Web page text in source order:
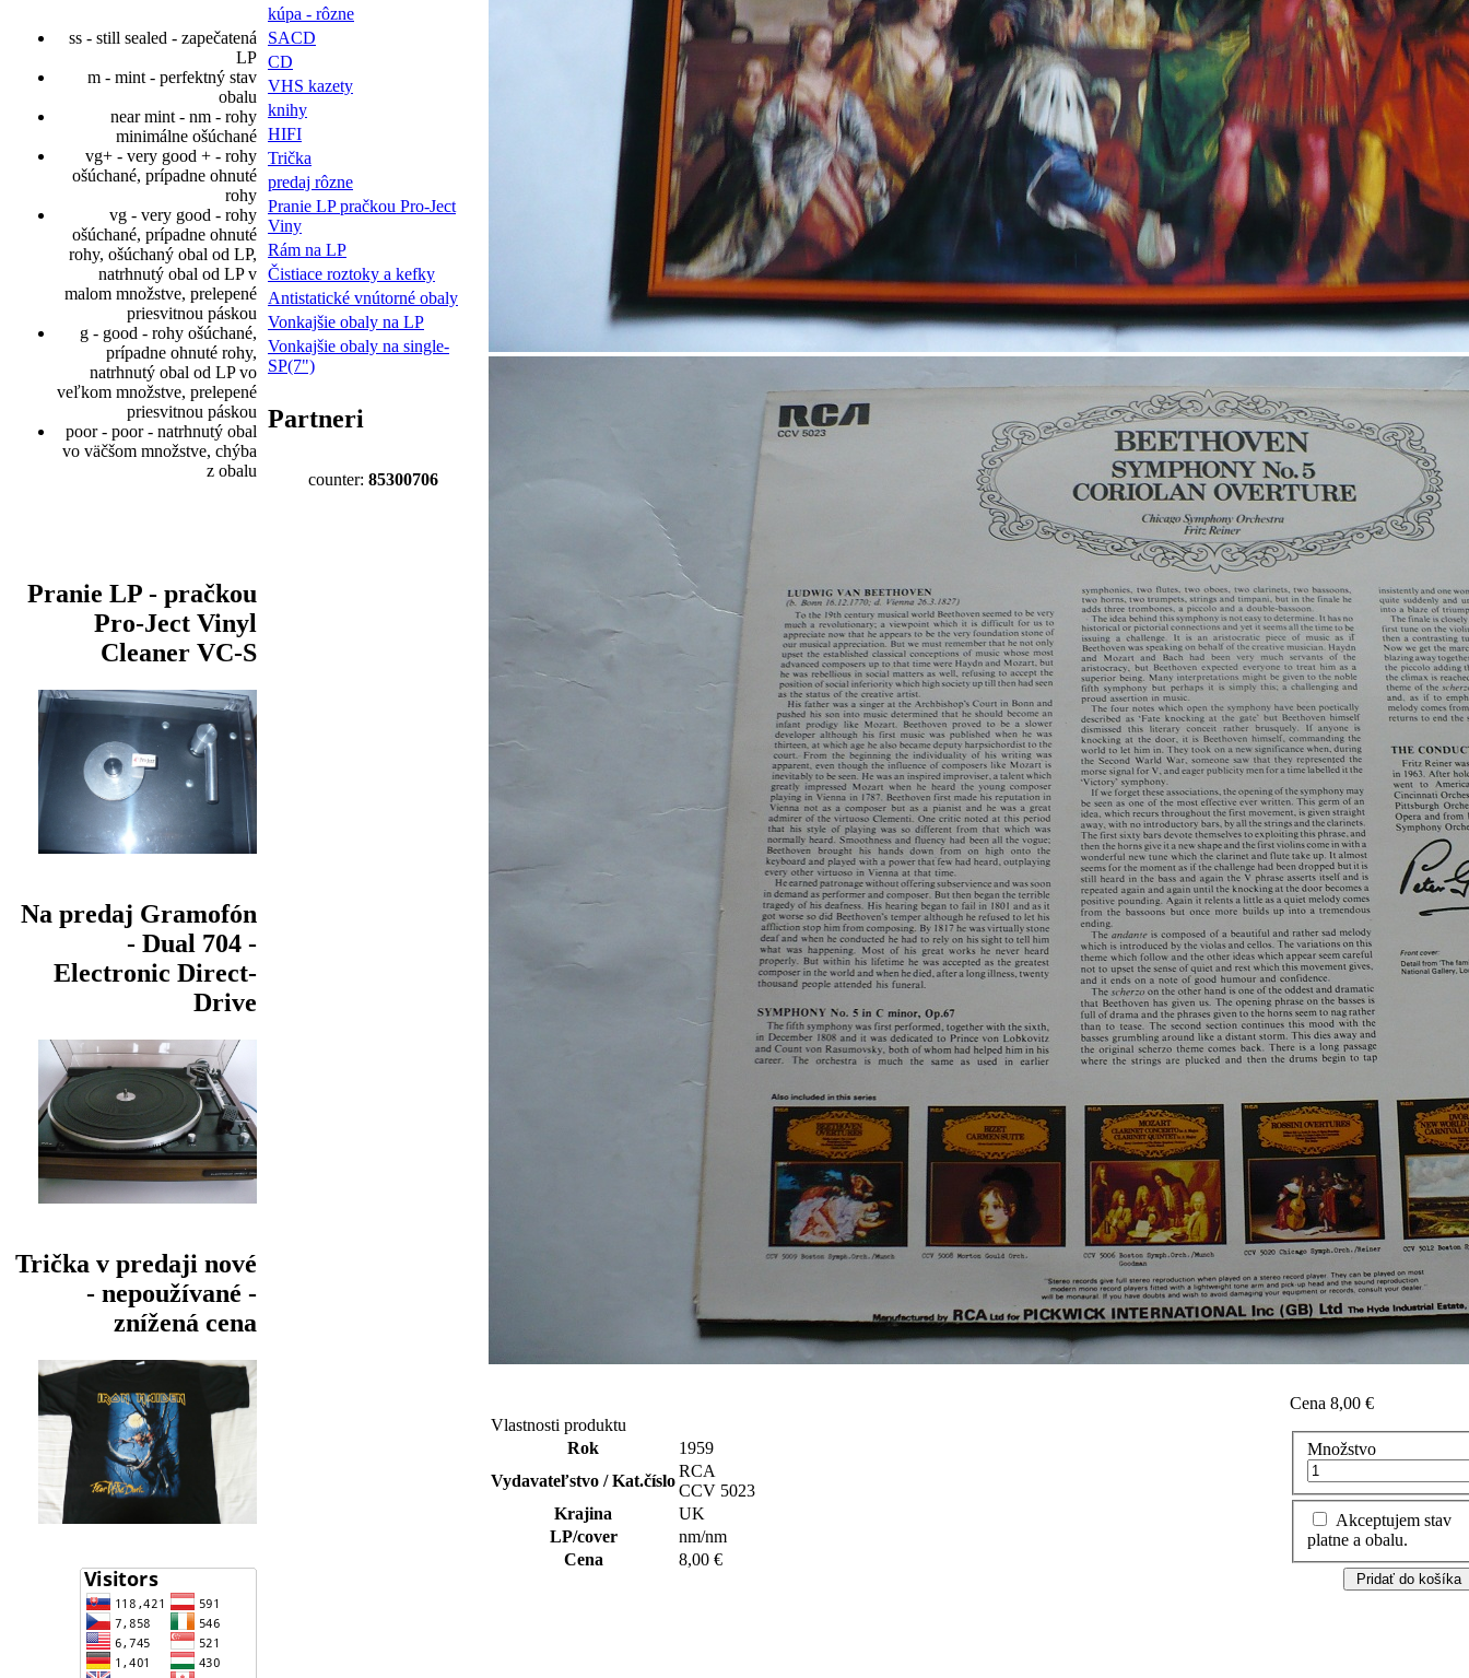
ss - still sealed - zapečatená
LP
m - mint - perfektný stav
obalu
near mint - nm - rohy
minimálne ošúchané
vg+ - very good + - rohy
ošúchané, prípadne ohnuté
rohy
vg - very good - rohy
ošúchané, prípadne ohnuté
rohy, ošúchaný obal od LP,
natrhnutý obal od LP v
malom množstve, prelepené
priesvitnou páskou
g - good - rohy ošúchané,
prípadne ohnuté rohy,
natrhnutý obal od LP vo
veľkom množstve, prelepené
priesvitnou páskou
poor - poor - natrhnutý obal
vo väčšom množstve, chýba
z obalu
Pranie LP - pračkou
Pro-Ject Vinyl
Cleaner VC-S
Na predaj Gramofón
- Dual 704 -
Electronic Direct-
Drive
Trička v predaji nové
- nepoužívané -
znížená cena
kúpa - rôzne
SACD
CD
VHS kazety
knihy
HIFI
Trička
predaj rôzne
Pranie LP pračkou Pro-Ject
Viny
Rám na LP
Čistiace roztoky a kefky
Antistatické vnútorné obaly
Vonkajšie obaly na LP
Vonkajšie obaly na single-
SP(7")
Partneri
counter: 85300706
Vlastnosti produktu
Rok
1959
Vydavateľstvo / Kat.číslo
RCA
CCV 5023
Krajina
UK
LP/cover
nm/nm
Cena
8,00 €
Cena 8,00 €
Množstvo
Akceptujem stav
platne a obalu.